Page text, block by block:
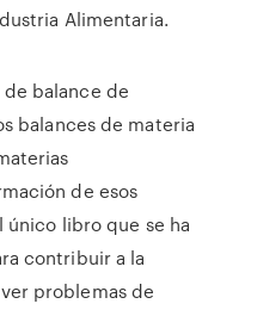
Alimentaria.
balance de
balances de materia
de esos
único libro que se ha
contribuir a la
problemas de